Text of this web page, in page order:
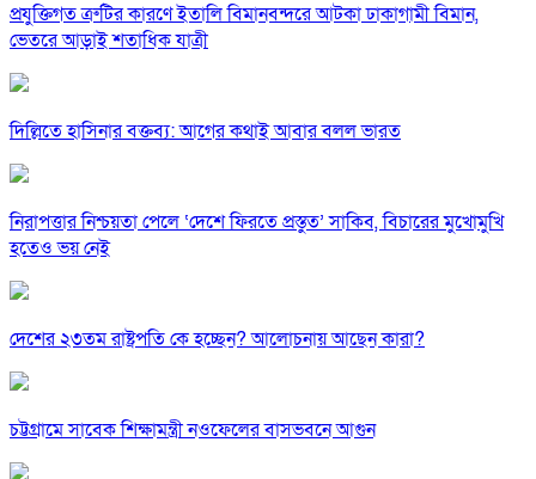
প্রযুক্তিগত ত্রুটির কারণে ইতালি বিমানবন্দরে আটকা ঢাকাগামী বিমান,
ভেতরে আড়াই শতাধিক যাত্রী
দিল্লিতে হাসিনার বক্তব্য: আগের কথাই আবার বলল ভারত
নিরাপত্তার নিশ্চয়তা পেলে ‘দেশে ফিরতে প্রস্তুত’ সাকিব, বিচারের মুখোমুখি
হতেও ভয় নেই
দেশের ২৩তম রাষ্ট্রপতি কে হচ্ছেন? আলোচনায় আছেন কারা?
চট্টগ্রামে সাবেক শিক্ষামন্ত্রী নওফেলের বাসভবনে আগুন